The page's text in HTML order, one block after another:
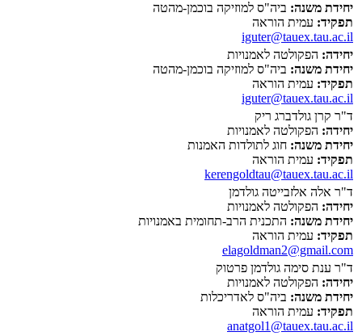
יחידת משנה: ביה"ס למוזיקה בוכמן-מהטה
תפקיד: עמית הוראה
iguter@tauex.tau.ac.il
יחידה: הפקולטה לאמנויות
יחידת משנה: ביה"ס למוזיקה בוכמן-מהטה
תפקיד: עמית הוראה
iguter@tauex.tau.ac.il
ד"ר קרן גולדברג ריק
יחידה: הפקולטה לאמנויות
יחידת משנה: חוג לתולדות האמנות
תפקיד: עמית הוראה
kerengoldtau@tauex.tau.ac.il
ד"ר אלה אלזבייטה גולדמן
יחידה: הפקולטה לאמנויות
יחידת משנה: התכנית הרב-תחומית באמנויות
תפקיד: עמית הוראה
elagoldman2@gmail.com
ד"ר ענת סימה גולדמן פרטוק
יחידה: הפקולטה לאמנויות
יחידת משנה: ביה"ס לאדריכלות
תפקיד: עמית הוראה
anatgol1@tauex.tau.ac.il